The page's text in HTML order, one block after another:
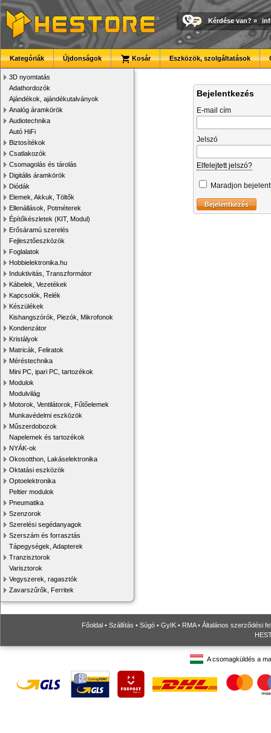
Kérdése van? »
Kategóriák Újdonságok Kosár Eszközök, szolgáltatások
3D nyomtatás
Adathordozók
Ajándékok, ajándékutalványok
Analóg áramkörök
Audiotechnika
Autó HiFi
Biztosítékok
Csatlakozók
Csomagolás és tárolás
Digitális áramkörök
Diódák
Elemek, Akkuk, Töltők
Ellenállások, Potméterek
Építőkészletek (KIT, Modul)
Erősáramú szerelés
Fejlesztőeszközök
Foglalatok
Hobbielektronika.hu
Induktivitás, Transzformátor
Kábelek, Vezetékek
Kapcsolók, Relék
Készülékek
Kishangszórók, Piezók, Mikrofonok
Kondenzátor
Kristályok
Matricák, Feliratok
Méréstechnika
Mini PC, ipari PC, tartozékok
Modulok
Modulvilág
Motorok, Ventilátorok, Fűtőelemek
Munkavédelmi eszközök
Műszerdobozok
Napelemek és tartozékok
NYÁK-ok
Okosotthon, Lakáselektronika
Oktatási eszközök
Optoelektronika
Peltier modulok
Pneumatika
Szenzorok
Szerelési segédanyagok
Szerszám és forrasztás
Tápegységek, Adapterek
Tranzisztorok
Varisztorok
Vegyszerek, ragasztók
Zavarszűrők, Ferritek
Bejelentkezés
E-mail cím
Jelszó
Elfelejtett jelszó?
Maradjon
Főoldal • Szállítás • Súgó • GyIK • RMA• Általános szerződési
A csomagküldés a